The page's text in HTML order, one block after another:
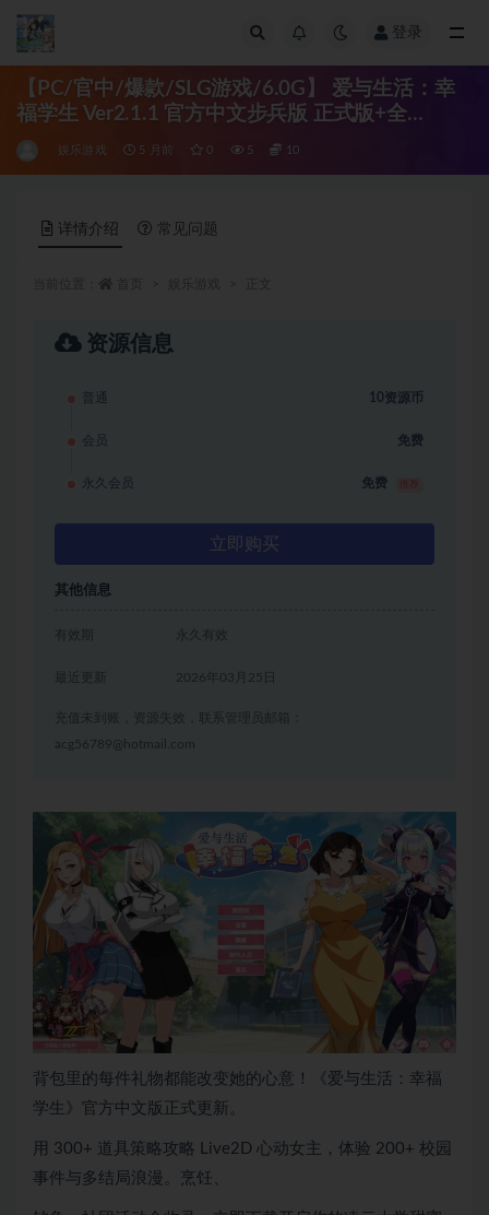
登录
【PC/官中/爆款/SLG游戏/6.0G】 爱与生活：幸
福学生 Ver2.1.1 官方中文步兵版 正式版+全
DLC+爆款SLG游戏+6.0G
娱乐游戏 5 月前 0 5 10
详情介绍 常见问题
资源信息
普通 10资源币
会员 免费
永久会员 免费
立即购买
其他信息
有效期 永久有效
2026年03月25日
充值未到账，资源失效，联系管理员邮箱：
acg56789@hotmail.com
背包里的每件礼物都能改变她的心意！《爱与生活：幸福
学生》官方中文版正式更新。
用 300+ 道具策略攻略 Live2D 心动女主，体验 200+ 校园
事件与多结局浪漫。烹饪、